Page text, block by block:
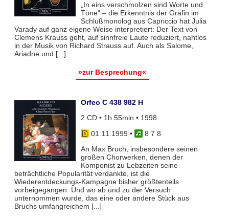
„In eins verschmolzen sind Worte und
Töne“ – die Erkenntnis der Gräfin im
Schlußmonolog aus Capriccio hat Julia
Varady auf ganz eigene Weise interpretiert: Der Text von
Clemens Krauss geht, auf sinnfreie Laute reduziert, nahtlos
in der Musik von Richard Strauss auf. Auch als Salome,
Ariadne und [...]
»zur Besprechung«
Orfeo C 438 982 H
2 CD • 1h 55min • 1998
01.11.1999 •
8 7 8
An Max Bruch, insbesondere seinen
großen Chorwerken, denen der
Komponist zu Lebzeiten seine
beträchtliche Popularität verdankte, ist die
Wiederentdeckungs-Kampagne bisher größtenteils
vorbeigegangen. Und wo ab und zu der Versuch
unternommen wurde, das eine oder andere Stück aus
Bruchs umfangreichem [...]